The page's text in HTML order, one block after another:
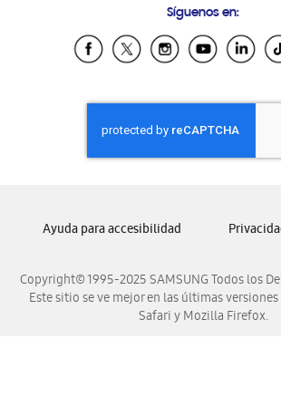
Samsung Ecuador
Samsung El Salvador
Samsung Honduras
Samsung Nicaragua
Samsung Panamá
Samsung Venezuela
Síguenos en:
Copyright© 1995-2025 SAMSUNG Todos los
Este sitio se ve mejor en las últimas
Safari y Mozilla Firefox.
Ayuda para accesibilidad